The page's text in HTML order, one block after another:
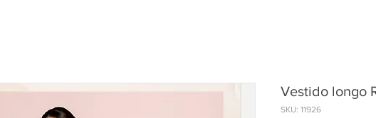
Vestido longo
SKU: 11926